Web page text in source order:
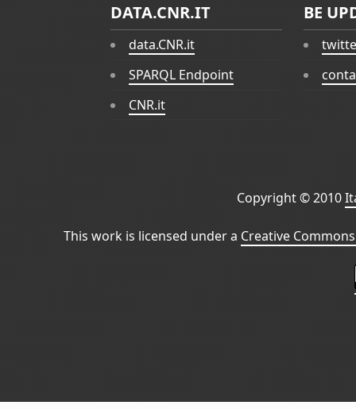
DATA.CNR.IT
data.CNR.it
SPARQL Endpoint
CNR.it
BE
Copyright © 2010
This work is licensed under a Creative